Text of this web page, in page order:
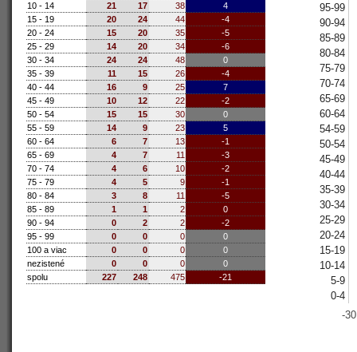
10 - 14
21 17 38
4
15 - 19
20 24 44
-4
20 - 24
15 20 35
-5
25 - 29
14 20 34
-6
30 - 34
24 24 48
0
35 - 39
11 15 26
-4
40 - 44
16 9 25
7
45 - 49
10 12 22
-2
50 - 54
15 15 30
0
55 - 59
14 9 23
5
60 - 64
6 7 13
-1
65 - 69
4 7 11
-3
70 - 74
4 6 10
-2
75 - 79
4 5 9
-1
80 - 84
3 8 11
-5
85 - 89
1 1 2
0
90 - 94
0 2 2
-2
95 - 99
0 0 0
0
100 a viac
0 0 0
0
nezistené
0 0 0
0
spolu
227 248 475 -21
-30
95-99
90-94
85-89
80-84
75-79
70-74
65-69
60-64
54-59
50-54
45-49
40-44
35-39
30-34
25-29
20-24
15-19
10-14
5-9
0-4